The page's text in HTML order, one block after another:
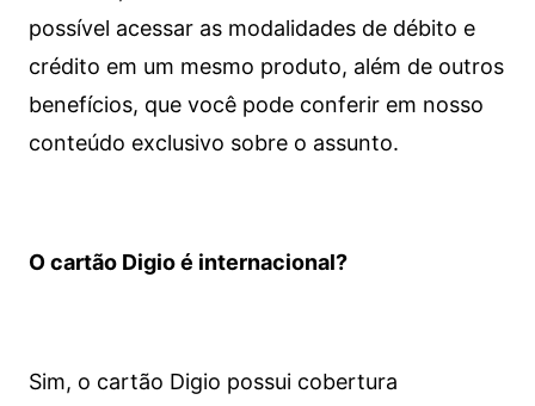
possível acessar as modalidades de débito e
crédito em um mesmo produto, além de outros
benefícios, que você pode conferir em nosso
conteúdo exclusivo sobre o assunto.
O cartão Digio é internacional?
Sim, o cartão Digio possui cobertura